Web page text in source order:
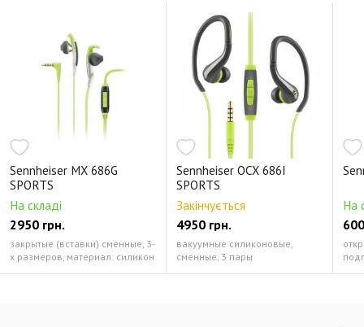
Sennheiser MX 686G
SPORTS
На складі
2950 грн.
закрытые (вставки) сменные, 3-
х размеров, материал: силикон
Sennheiser OCX 686I
SPORTS
Закінчується
4950 грн.
вакуумные силиконовые,
сменные, 3 пары
На